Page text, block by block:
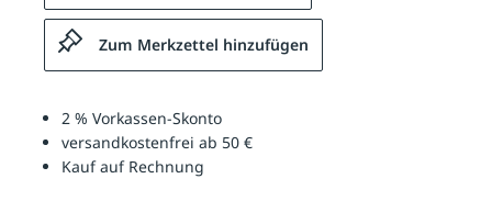
Zum Merkzettel hinzufügen
2 % Vorkassen-Skonto
versandkostenfrei ab 50 €
Kauf auf Rechnung